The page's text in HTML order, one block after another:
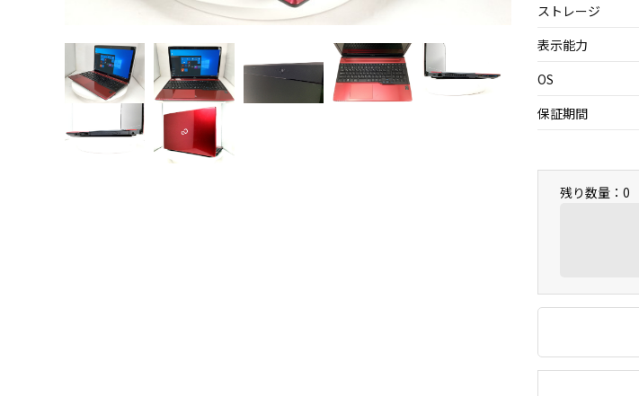
ストレージ
表示能力
OS
保証期間
残り数量：0